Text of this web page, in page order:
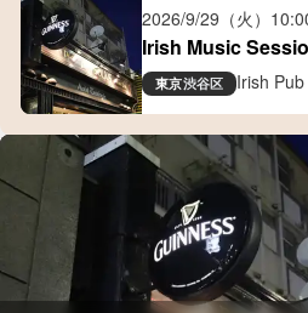
2026/9/29（火）
Irish Music
Tokyo
東京渋谷区
Irish
アイリ